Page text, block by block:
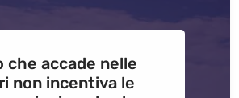
che accade nelle
non incentiva le